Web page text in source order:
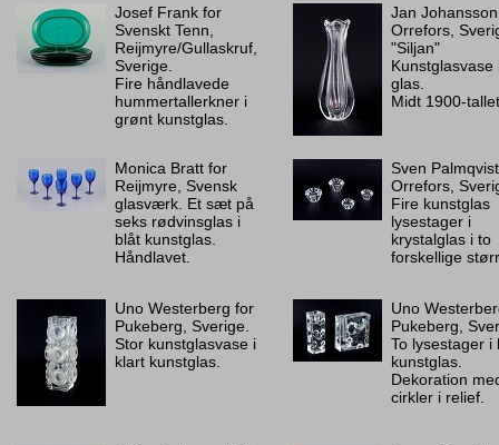
Josef Frank for
Svenskt Tenn,
Reijmyre/Gullaskruf,
Sverige.
Fire håndlavede
hummertallerkner i
grønt kunstglas.
Jan
Orrefors,
"Siljan"
Kunstglasvase
glas.
Midt 1900-
Monica Bratt for
Reijmyre, Svensk
glasværk. Et sæt på
seks rødvinsglas i
blåt kunstglas.
Håndlavet.
Sven
Orrefors,
Fire kunstglas
lysestager i
krystalglas i to
forskellige
Uno Westerberg for
Pukeberg, Sverige.
Stor kunstglasvase i
klart kunstglas.
Uno
Pukeberg,
To lysestager i
kunstglas.
Dekoration
cirkler i relief.